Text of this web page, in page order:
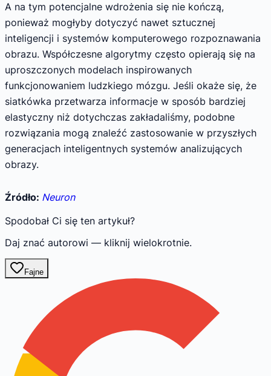
A na tym potencjalne wdrożenia się nie kończą,
ponieważ mogłyby dotyczyć nawet sztucznej
inteligencji i systemów komputerowego rozpoznawania
obrazu. Współczesne algorytmy często opierają się na
uproszczonych modelach inspirowanych
funkcjonowaniem ludzkiego mózgu. Jeśli okaże się, że
siatkówka przetwarza informacje w sposób bardziej
elastyczny niż dotychczas zakładaliśmy, podobne
rozwiązania mogą znaleźć zastosowanie w przyszłych
generacjach inteligentnych systemów analizujących
obrazy.
Źródło: Neuron
Spodobał Ci się ten artykuł?
Daj znać autorowi — kliknij wielokrotnie.
Fajne